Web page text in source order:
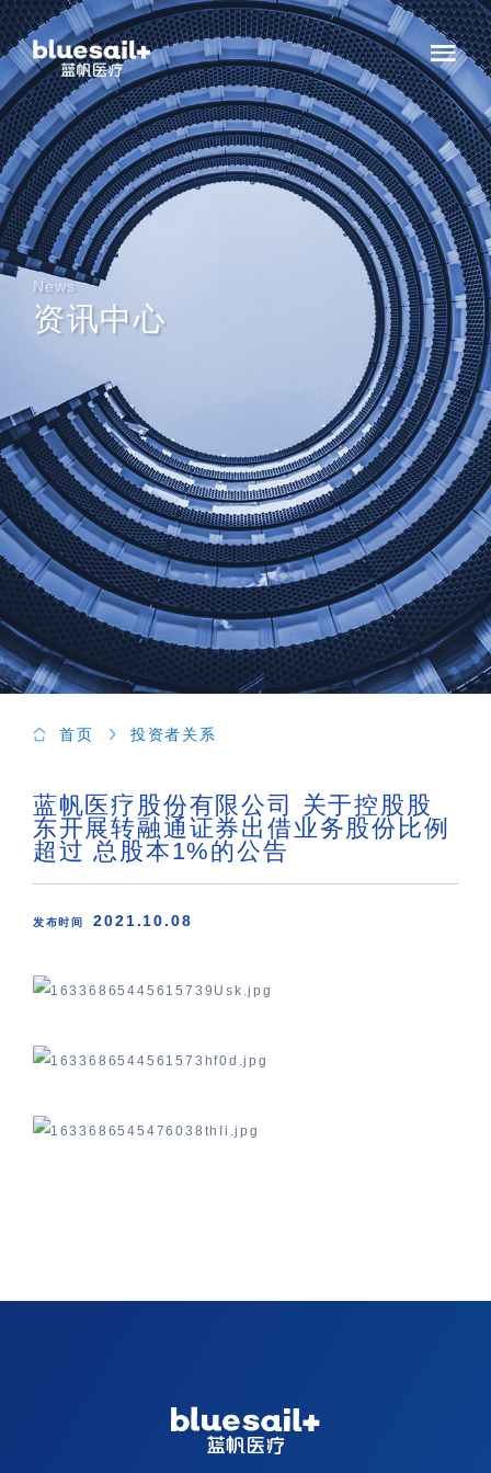
News
资讯中心
首页 投资者关系
蓝帆医疗股份有限公司 关于控股股
东开展转融通证券出借业务股份比例
超过 总股本1%的公告
发布时间 2021.10.08